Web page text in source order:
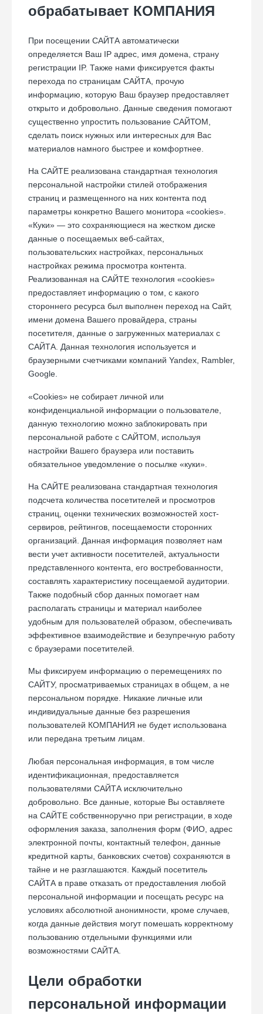
обрабатывает КОМПАНИЯ
При посещении САЙТА автоматически
определяется Ваш IP адрес, имя домена, страну
регистрации IP. Также нами фиксируется факты
перехода по страницам САЙТА, прочую
информацию, которую Ваш браузер предоставляет
открыто и добровольно. Данные сведения помогают
существенно упростить пользование САЙТОМ,
сделать поиск нужных или интересных для Вас
материалов намного быстрее и комфортнее.
На САЙТЕ реализована стандартная технология
персональной настройки стилей отображения
страниц и размещенного на них контента под
параметры конкретно Вашего монитора «cookies».
«Куки» — это сохраняющиеся на жестком диске
данные о посещаемых веб-сайтах,
пользовательских настройках, персональных
настройках режима просмотра контента.
Реализованная на САЙТЕ технология «cookies»
предоставляет информацию о том, с какого
стороннего ресурса был выполнен переход на Сайт,
имени домена Вашего провайдера, страны
посетителя, данные о загруженных материалах с
САЙТА. Данная технология используется и
браузерными счетчиками компаний Yandex, Rambler,
Google.
«Сookies» не собирает личной или
конфиденциальной информации о пользователе,
данную технологию можно заблокировать при
персональной работе с САЙТОМ, используя
настройки Вашего браузера или поставить
обязательное уведомление о посылке «куки».
На САЙТЕ реализована стандартная технология
подсчета количества посетителей и просмотров
страниц, оценки технических возможностей хост-
сервиров, рейтингов, посещаемости сторонних
организаций. Данная информация позволяет нам
вести учет активности посетителей, актуальности
представленного контента, его востребованности,
составлять характеристику посещаемой аудитории.
Также подобный сбор данных помогает нам
располагать страницы и материал наиболее
удобным для пользователей образом, обеспечивать
эффективное взаимодействие и безупречную работу
с браузерами посетителей.
Мы фиксируем информацию о перемещениях по
САЙТУ, просматриваемых страницах в общем, а не
персональном порядке. Никакие личные или
индивидуальные данные без разрешения
пользователей КОМПАНИЯ не будет использована
или передана третьим лицам.
Любая персональная информация, в том числе
идентификационная, предоставляется
пользователями САЙТА исключительно
добровольно. Все данные, которые Вы оставляете
на САЙТЕ собственноручно при регистрации, в ходе
оформления заказа, заполнения форм (ФИО, адрес
электронной почты, контактный телефон, данные
кредитной карты, банковских счетов) сохраняются в
тайне и не разглашаются. Каждый посетитель
САЙТА в праве отказать от предоставления любой
персональной информации и посещать ресурс на
условиях абсолютной анонимности, кроме случаев,
когда данные действия могут помешать корректному
пользованию отдельными функциями или
возможностями САЙТА.
Цели обработки
персональной информации